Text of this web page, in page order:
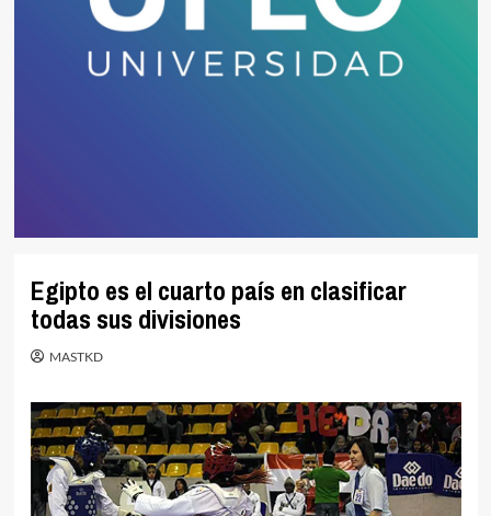
Egipto es el cuarto país en clasificar
todas sus divisiones
MASTKD